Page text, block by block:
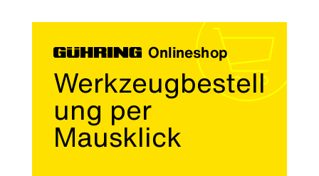
Onlineshop
Werkzeugbestell
ung per
Mausklick